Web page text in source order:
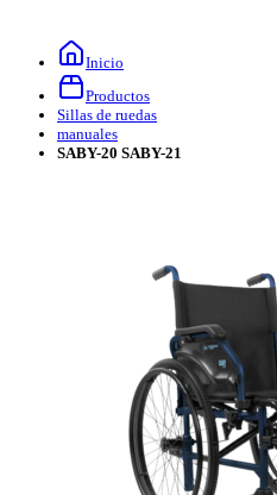
Inicio
Productos
Sillas de ruedas
manuales
SABY-20 SABY-21